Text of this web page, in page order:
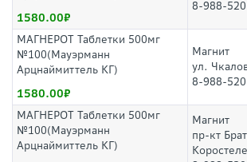
1580.00
8-988-
МАГНЕРОТ Таблетки 500мг
№100(Мауэрманн
Арцнаймиттель КГ)
1580.00
Магнит
ул.
8-988-
МАГНЕРОТ Таблетки 500мг
№100(Мауэрманн
Арцнаймиттель КГ)
Магнит
пр-кт